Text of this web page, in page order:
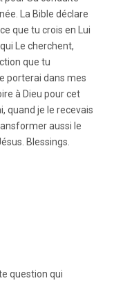
La Bible déclare
que tu crois en Lui
Le cherchent,
que tu
porterai dans mes
à Dieu pour cet
quand je le recevais
aussi le
Blessings.
question qui